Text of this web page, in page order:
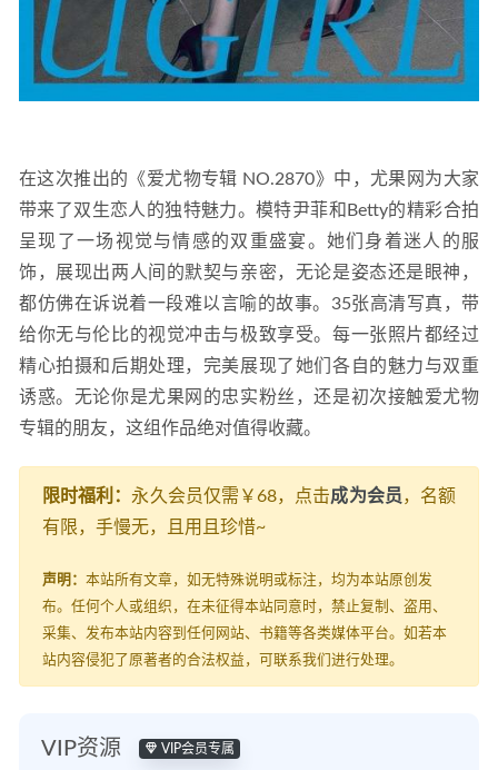
在这次推出的《爱尤物专辑 NO.2870》中，尤果网为大家
带来了双生恋人的独特魅力。模特尹菲和Betty的精彩合拍
呈现了一场视觉与情感的双重盛宴。她们身着迷人的服
饰，展现出两人间的默契与亲密，无论是姿态还是眼神，
都仿佛在诉说着一段难以言喻的故事。35张高清写真，带
给你无与伦比的视觉冲击与极致享受。每一张照片都经过
精心拍摄和后期处理，完美展现了她们各自的魅力与双重
诱惑。无论你是尤果网的忠实粉丝，还是初次接触爱尤物
专辑的朋友，这组作品绝对值得收藏。
限时福利： 永久会员仅需￥68，点击成为会员，名额
有限，手慢无，且用且珍惜~
声明： 本站所有文章，如无特殊说明或标注，均为本站原创发
布。任何个人或组织，在未征得本站同意时，禁止复制、盗用、
采集、发布本站内容到任何网站、书籍等各类媒体平台。如若本
站内容侵犯了原著者的合法权益，可联系我们进行处理。
VIP资源 VIP会员专属